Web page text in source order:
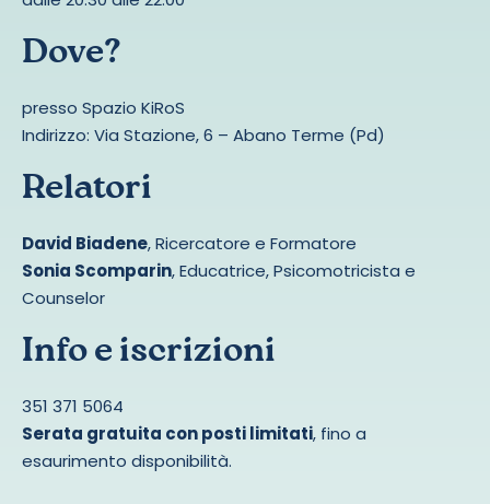
Dove?
presso Spazio KiRoS
Indirizzo: Via Stazione, 6 – Abano Terme (Pd)
Relatori
David Biadene, Ricercatore e Formatore
Sonia Scomparin, Educatrice, Psicomotricista e
Counselor
Info e iscrizioni
351 371 5064
Serata gratuita con posti limitati, fino a
esaurimento disponibilità.